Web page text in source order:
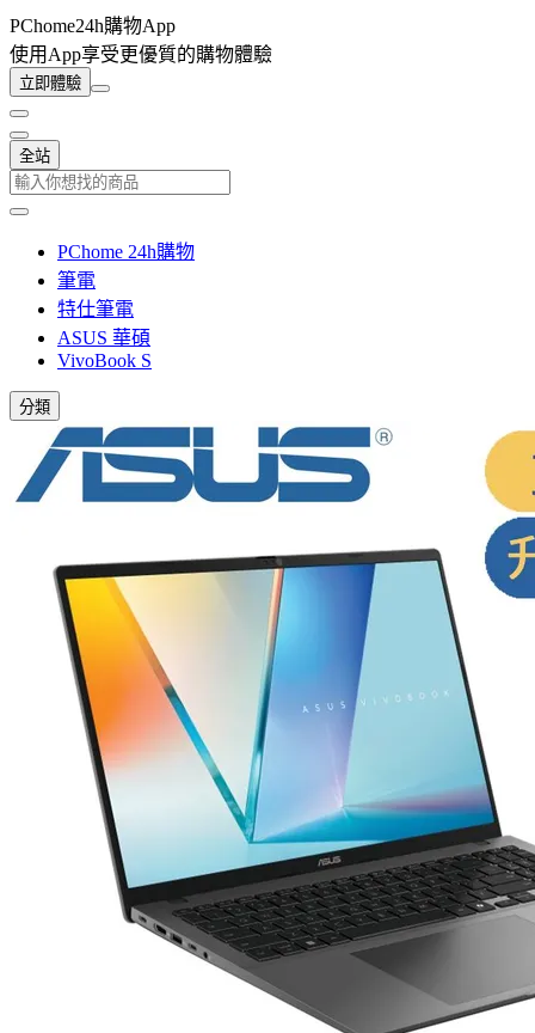
PChome24h購物App
使用App享受更優質的購物體驗
立即體驗
全站
PChome 24h購物
筆電
特仕筆電
ASUS 華碩
VivoBook S
分類